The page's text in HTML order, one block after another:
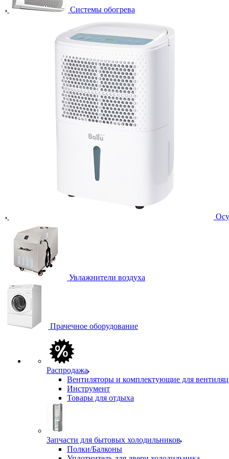
Системы обогрева
Увлажнители воздуха
Прачечное оборудование
Распродажа
Вентиляторы и комплектующие для
Инструмент
Товары для отдыха
Запчасти для бытовых холодильников
Полки/Балконы